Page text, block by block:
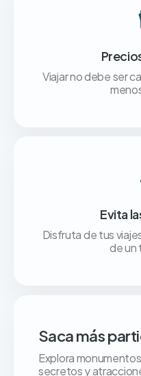
Viajar no debe ser
Evita
Disfruta de tus
de un
Saca más
Explora
secretos y